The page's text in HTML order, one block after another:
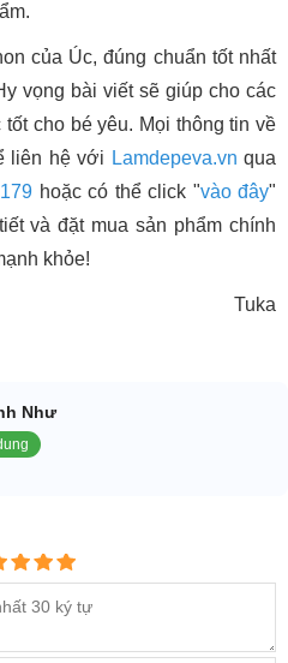
của Úc, đúng chuẩn tốt nhất
vọng bài viết sẽ giúp cho các
cho bé yêu. Mọi thông tin về
liên hệ với Lamdepeva.vn qua
hoặc có thể click "vào đây"
và đặt mua sản phẩm chính
khỏe!
Tuka
Như